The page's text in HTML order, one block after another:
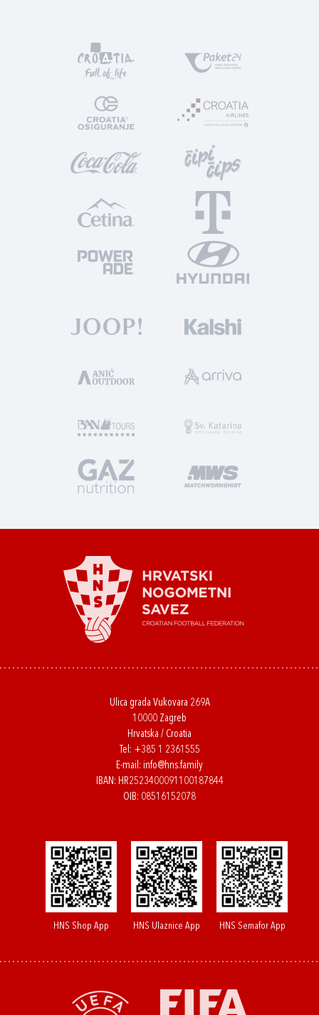
Ulica grada Vukovara 269A
10000 Zagreb
Hrvatska / Croatia
Tel: +385 1 2361555
E-mail: info@hns.family
IBAN: HR2523400091100187844
OIB: 08516152078
HNS Shop App HNS Ulaznice App HNS Semafor App